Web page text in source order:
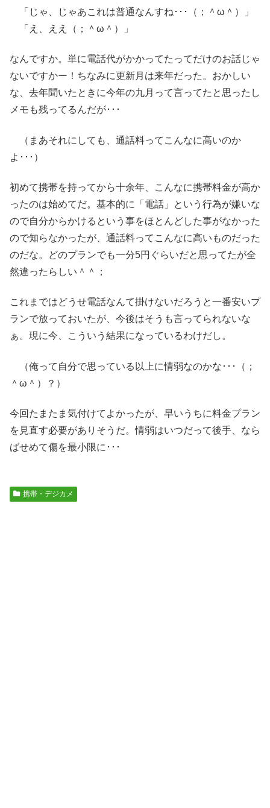
「じゃ、じゃあこれは普通なんすね･･･（；＾ω＾）」
「え、ええ（；＾ω＾）」
なんですか。単に電話代がかかってたってだけのお話じゃ
ないですかー！ちなみに更新月は来年だった。おかしい
な、去年聞いたときに今年の九月って言ってたと思ったし
メモも残ってるんだが･･･
（まあそれにしても、通話料ってこんなに高いのか
よ･･･）
初めて携帯を持ってから十余年、こんなに携帯料金が高か
ったのは始めてだ。基本的に「電話」という行為が嫌いな
ので自分からかけるという事をほとんどした事がなかった
ので知らなかったが、通話料ってこんなに高いものだった
のだな。どのプランでも一分5円ぐらいだと思ってたが全
然違ったらしい＾＾；
これまではどうせ電話なんて掛けないだろうと一番安いプ
ランで放っておいたが、今後はそうも言ってられないな
ぁ。現に今、こういう結果になっているわけだし。
（俺って自分で思っている以上に情弱なのかな･･･（；
＾ω＾）？）
今回たまたま気付けてよかったが、早いうちに料金プラン
を見直す必要がありそうだ。情弱はいつだって後手、なら
ばせめて傷を最小限に･･･
携帯・デジカメ